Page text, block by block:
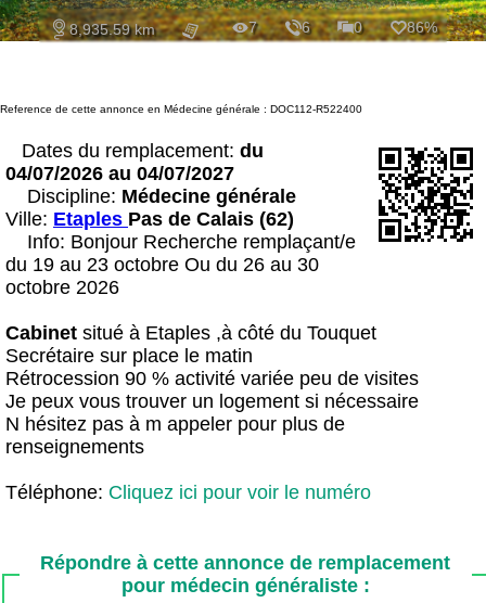
8,935.59 km 7 6 0 86%
Reference de cette annonce en Médecine générale : DOC112-R522400
Dates du remplacement: du
04/07/2026 au 04/07/2027
Discipline: Médecine générale
Ville: Etaples Pas de Calais (62)
Info: Bonjour Recherche remplaçant/e
du 19 au 23 octobre Ou du 26 au 30
octobre 2026
Cabinet situé à Etaples ,à côté du Touquet
Secrétaire sur place le matin
Rétrocession 90 % activité variée peu de visites
Je peux vous trouver un logement si nécessaire
N hésitez pas à m appeler pour plus de
renseignements
Téléphone: Cliquez ici pour voir le numéro
Répondre à cette annonce de remplacement
pour médecin généraliste :